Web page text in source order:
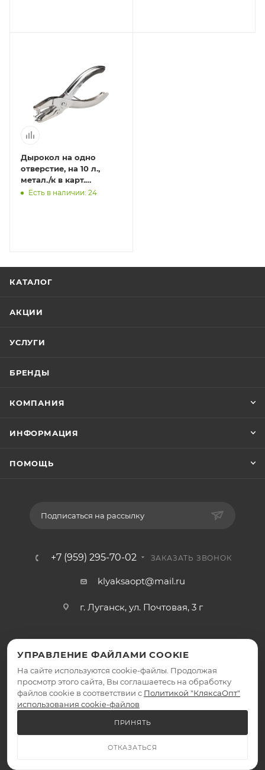
Дырокол на одно
отверстие, на 10 л.,
метал./к в карт.
коробке, кратно 12,
Есть в наличии: 24
КАТАЛОГ
АКЦИИ
УСЛУГИ
БРЕНДЫ
КОМПАНИЯ
ИНФОРМАЦИЯ
ПОМОЩЬ
Подписаться на рассылку
+7 (959) 295-70-02 ЗАКАЗАТЬ ЗВОНОК
klyaksaopt@mail.ru
г. Луганск, ул. Почтовая, 3 г
2026 © КляксаОпт - интернет-магазин
УПРАВЛЕНИЕ ФАЙЛАМИ COOKIE
На сайте используются cookie-файлы. Продолжая
просмотр этого сайта, Вы соглашаетесь на обработку
файлов cookie в соответствии с Политикой "КляксаОпт"
использования cookie-файлов
ПРИНЯТЬ
ОТКАЗАТЬСЯ